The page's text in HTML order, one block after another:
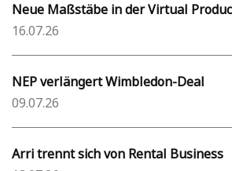
Neue Maßstäbe in der Virtual
16.07.26
NEP verlängert Wimbledon-Deal
09.07.26
Arri trennt sich von Rental Business